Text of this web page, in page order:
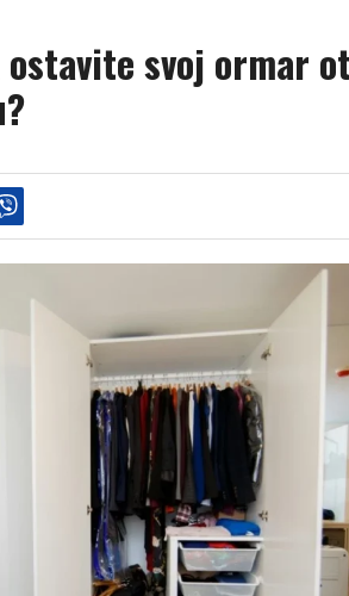
svoj ormar